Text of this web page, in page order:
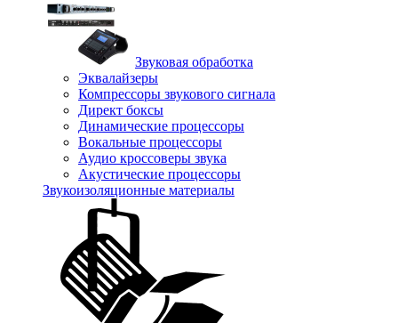
Звуковая обработка
Эквалайзеры
Компрессоры звукового сигнала
Директ боксы
Динамические процессоры
Вокальные процессоры
Аудио кроссоверы звука
Акустические процессоры
Звукоизоляционные материалы